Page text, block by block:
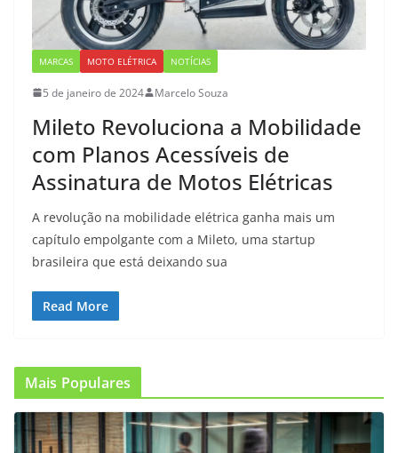
MARCAS MOTO ELÉTRICA NOTÍCIAS
5 de janeiro de 2024 Marcelo Souza
Mileto Revoluciona a Mobilidade
com Planos Acessíveis de
Assinatura de Motos Elétricas
A revolução na mobilidade elétrica ganha mais um
capítulo empolgante com a Mileto, uma startup
brasileira que está deixando sua
Read More
Mais Populares